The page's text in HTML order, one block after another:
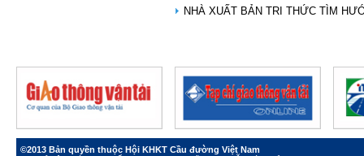
NHÀ XUẤT BẢN TRI THỨC TÌM
©2013 Bản quyền thuộc Hội KHKT Cầu đường Việt Nam